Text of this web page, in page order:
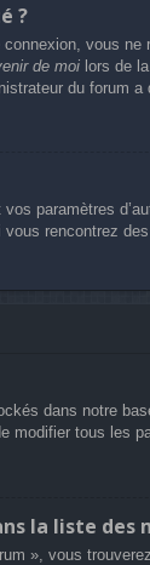
?
connexion, vous ne
de moi lors de
du forum a
paramètres
rencontrez
dans notre
modifier tous les
la liste des
», vous